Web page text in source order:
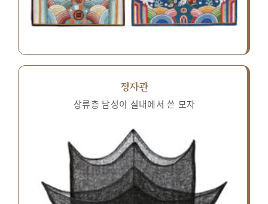
정자관
상류층 남성이 실내에서 쓴 모자